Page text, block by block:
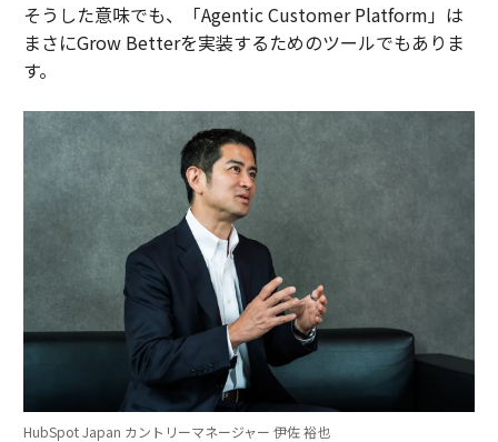
そうした意味でも、「Agentic Customer Platform」は
まさにGrow Betterを実装するためのツールでもありま
す。
HubSpot Japan カントリーマネージャー 伊佐 裕也